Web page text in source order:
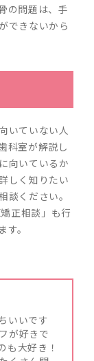
の問題は、手
できないから
いていない人
科室が解説し
向いているか
しく知りたい
談ください。
正相談」も行
。
いいです
が好きで
も大好き！